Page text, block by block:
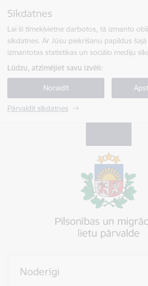
Sīkdatnes
Lai šī tīmekļvietne darbotos, tā izmanto
sīkdatnes. Ar Jūsu piekrišanu papildus
izmantotas statistikas un sociālo mediju
Lūdzu, atzīmējiet savu izvēli:
Noraidīt
Pārvaldīt sīkdatnes
Noderīgi